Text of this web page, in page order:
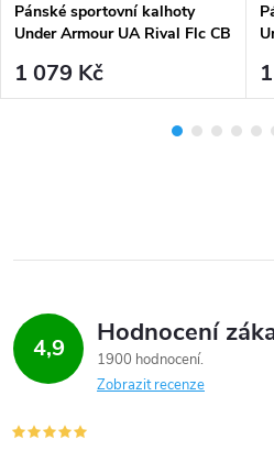
Pánské sportovní kalhoty
Under Armour UA Rival Flc CB
1 079 Kč
4,9 Hodnocení
1900 hodnocení
Zobrazit recenze